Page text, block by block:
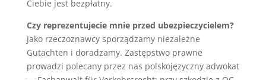
Ciebie jest bezpłatny.
Czy reprezentujecie mnie przed ubezpieczycielem?
Jako rzeczoznawcy sporządzamy niezależne
Gutachten i doradzamy. Zastępstwo prawne
prowadzi polecany przez nas polskojęzyczny adwokat